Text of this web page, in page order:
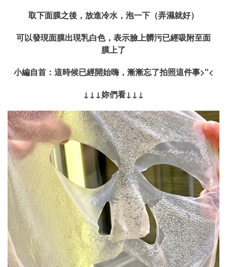
取下面膜之後，放進冷水，泡一下（弄濕就好）
可以發現面膜出現乳白色，表示臉上髒污已經吸附至面
膜上了
小編自首：這時候已經開始嗨，漸漸忘了拍照這件事>"<
↓↓↓妳們看↓↓↓